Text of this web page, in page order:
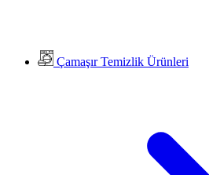
Çamaşır Temizlik Ürünleri